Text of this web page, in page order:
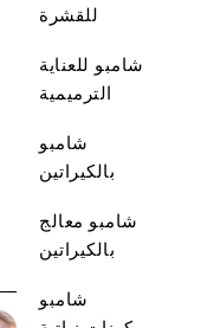
للقشرة
شامبو للعناية
الترميمية
شامبو
بالكيراتين
شامبو معالج
بالكيراتين
شامبو